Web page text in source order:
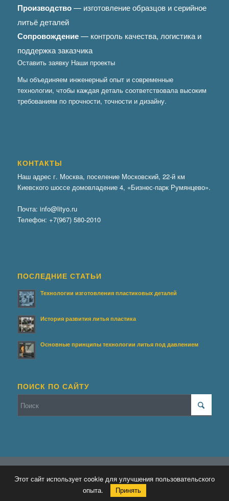
Производство— изготовление образцов и серийное
литьё деталей
Сопровождение— контроль качества, логистика и
поддержка заказчика
Оставить заявку Наши проекты
Мы объединяем инженерный опыт и современные
технологии, чтобы каждая деталь соответствовала высоким
требованиям по прочности, точности и дизайну.
КОНТАКТЫ
Наш адрес г. Москва, поселение Московский, 22-й км
Киевского шоссе домовладение 4, «Бизнес-парк Румянцево».
Почта: info@lityo.ru
Телефон: +7(967) 580-2010
ПОСЛЕДНИЕ СТАТЬИ
Технологии изготовления пластиковых деталей
История развития литья пластика
Основные принципы технологии литья под давлением
ПОИСК ПО САЙТУ
Theme by Kriesi
Этот сайт использует cookie для улучшения пользовательского
опыта.
Принять